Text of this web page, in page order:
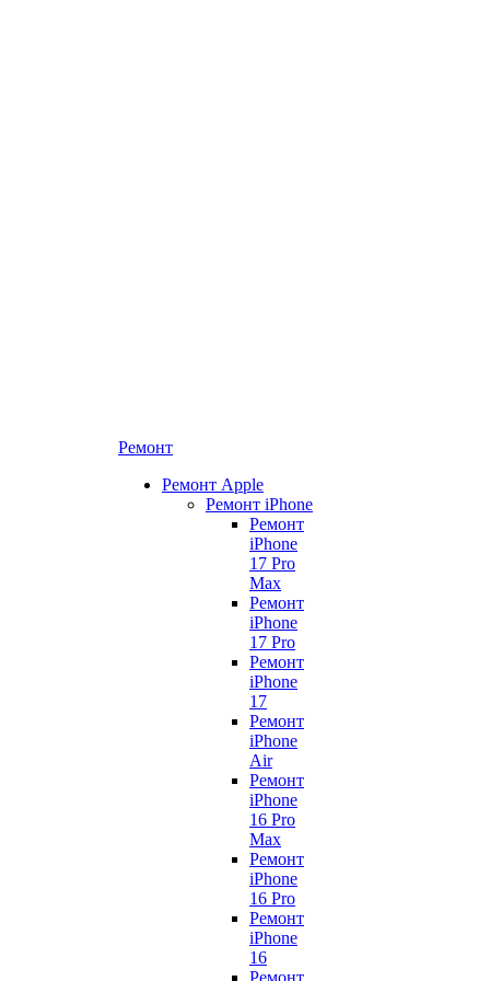
Ремонт
Ремонт Apple
Ремонт iPhone
Ремонт
iPhone
17 Pro
Max
Ремонт
iPhone
17 Pro
Ремонт
iPhone
17
Ремонт
iPhone
Air
Ремонт
iPhone
16 Pro
Max
Ремонт
iPhone
16 Pro
Ремонт
iPhone
16
Ремонт